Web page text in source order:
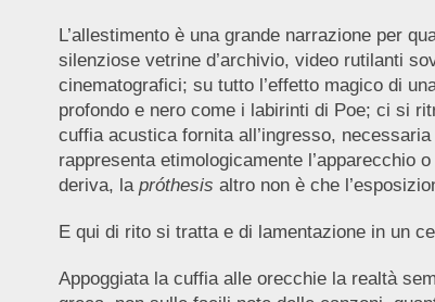
L’allestimento è una grande narrazione per
silenziose vetrine d’archivio, video rutilanti
cinematografici; su tutto l’effetto magico di
profondo e nero come i labirinti di Poe; ci si
cuffia acustica fornita all’ingresso,
rappresenta etimologicamente l’apparecchio
deriva, la próthesis altro non è che
E qui di rito si tratta e di lamentazione in un
Appoggiata la cuffia alle orecchie la realtà